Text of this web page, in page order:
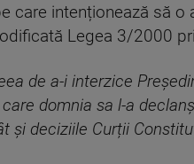
care intenționează să
Legea 3/2000
de a-i interzice
domnia sa l-a
și deciziile Curții